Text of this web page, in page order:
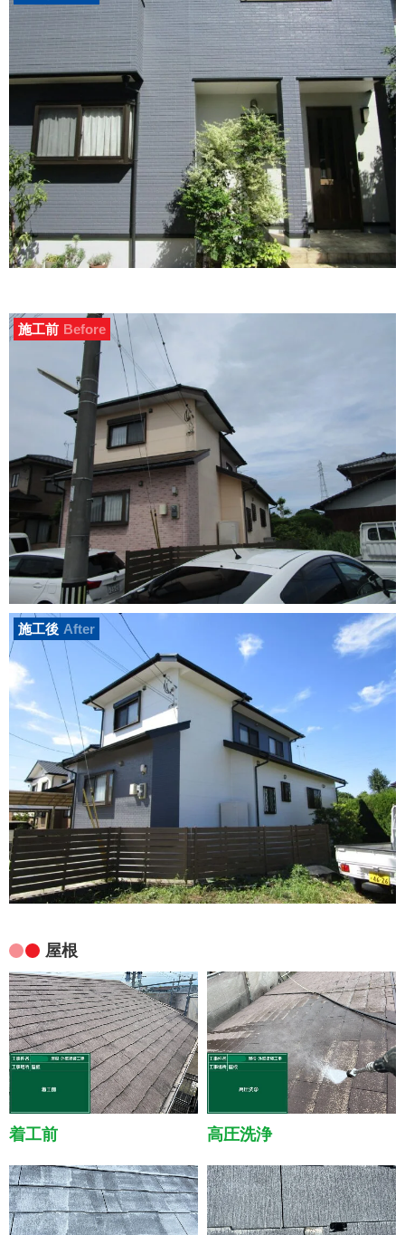
施工前 Before
施工後 After
屋根
着工前 高圧洗浄